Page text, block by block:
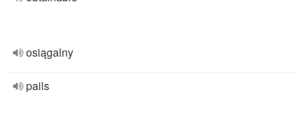
osiągalny
pails